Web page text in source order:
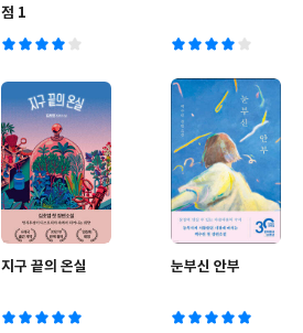
점 1
지구 끝의 온실 눈부신 안부